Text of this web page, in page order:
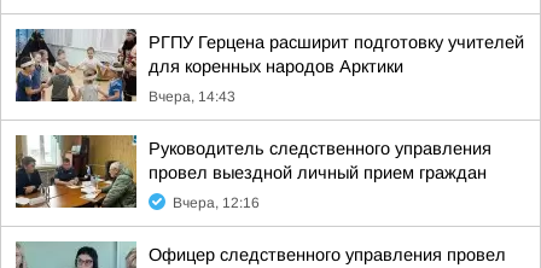
РГПУ Герцена расширит подготовку учителей
для коренных народов Арктики
Вчера, 14:43
Руководитель следственного управления
провел выездной личный прием граждан
Вчера, 12:16
Офицер следственного управления провел